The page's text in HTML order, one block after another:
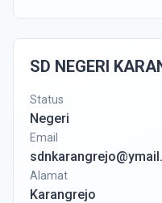
SD NEGERI
Status
Negeri
Email
Alamat
Karangrejo